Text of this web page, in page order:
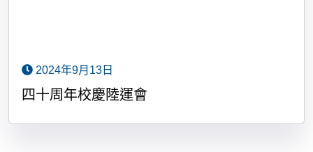
2024年9月13日
四十周年校慶陸運會